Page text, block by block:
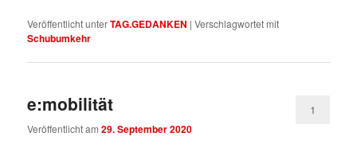
Veröffentlicht unterTAG.GEDANKEN |Verschlagwortet mit
Schubumkehr
e:mobilität
Veröffentlicht am29. September 2020
1